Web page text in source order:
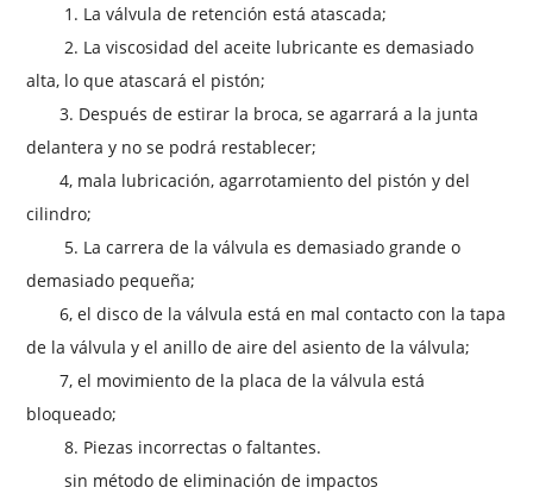
1. La válvula de retención está atascada;
2. La viscosidad del aceite lubricante es demasiado
alta, lo que atascará el pistón;
3. Después de estirar la broca, se agarrará a la junta
delantera y no se podrá restablecer;
4, mala lubricación, agarrotamiento del pistón y del
cilindro;
5. La carrera de la válvula es demasiado grande o
demasiado pequeña;
6, el disco de la válvula está en mal contacto con la tapa
de la válvula y el anillo de aire del asiento de la válvula;
7, el movimiento de la placa de la válvula está
bloqueado;
8. Piezas incorrectas o faltantes.
sin método de eliminación de impactos